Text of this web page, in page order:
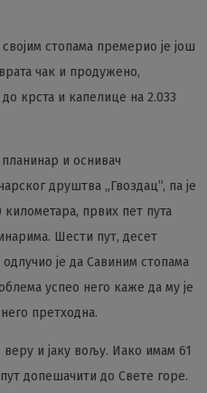
стопама премерио је још
чак и продужено,
крста и капелице на 2.033
и оснивач
друштва „Гвоздац”, па је
километара, првих пет пута
Шести пут, десет
је да Савиним стопама
успео него каже да му је
претходна.
и јаку вољу. Иако имам 61
допешачити до Свете горе.